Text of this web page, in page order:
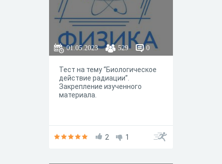
01.05.2023 529 0
Тест на тему “Биологическое
действие радиации”.
Закрепление изученного
материала.
2 1